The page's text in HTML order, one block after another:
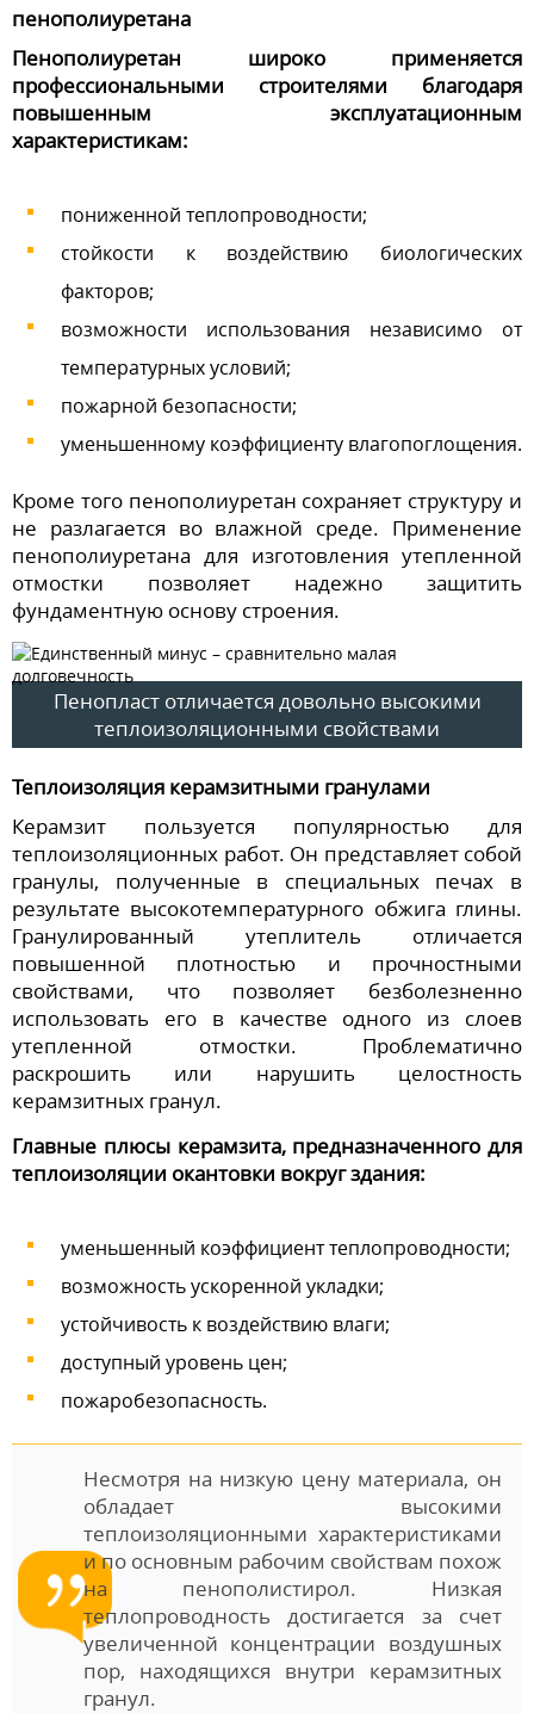
пенополиуретана
Пенополиуретан широко применяется
профессиональными строителями благодаря
повышенным эксплуатационным
характеристикам:
пониженной теплопроводности;
стойкости к воздействию биологических
факторов;
возможности использования независимо от
температурных условий;
пожарной безопасности;
уменьшенному коэффициенту влагопоглощения.
Кроме того пенополиуретан сохраняет структуру и
не разлагается во влажной среде. Применение
пенополиуретана для изготовления утепленной
отмостки позволяет надежно защитить
фундаментную основу строения.
Пенопласт отличается довольно высокими
теплоизоляционными свойствами
Теплоизоляция керамзитными гранулами
Керамзит пользуется популярностью для
теплоизоляционных работ. Он представляет собой
гранулы, полученные в специальных печах в
результате высокотемпературного обжига глины.
Гранулированный утеплитель отличается
повышенной плотностью и прочностными
свойствами, что позволяет безболезненно
использовать его в качестве одного из слоев
утепленной отмостки. Проблематично
раскрошить или нарушить целостность
керамзитных гранул.
Главные плюсы керамзита, предназначенного для
теплоизоляции окантовки вокруг здания:
уменьшенный коэффициент теплопроводности;
возможность ускоренной укладки;
устойчивость к воздействию влаги;
доступный уровень цен;
пожаробезопасность.
Несмотря на низкую цену материала, он
обладает высокими
теплоизоляционными характеристиками
и по основным рабочим свойствам похож
на пенополистирол. Низкая
теплопроводность достигается за счет
увеличенной концентрации воздушных
пор, находящихся внутри керамзитных
гранул.